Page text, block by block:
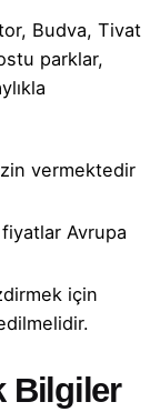
Budva, Tivat
parklar,
vermektedir
Avrupa
için
Bilgiler